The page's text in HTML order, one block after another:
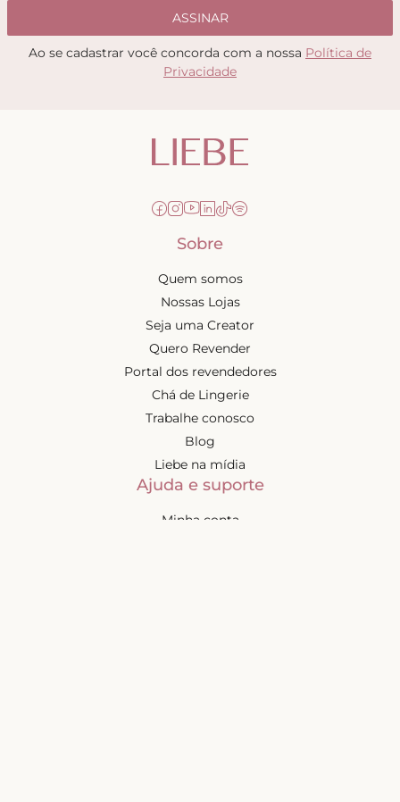
ASSINAR
Ao se cadastrar você concorda com a nossa Política de
Privacidade
Sobre
Quem somos
Nossas Lojas
Seja uma Creator
Quero Revender
Portal dos revendedores
Chá de Lingerie
Trabalhe conosco
Blog
Liebe na mídia
Ajuda e suporte
Minha conta